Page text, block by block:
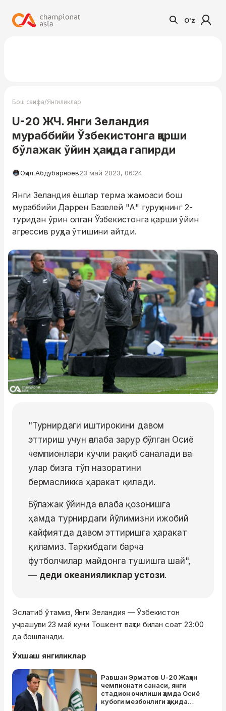
O'z
Бош саҳифа/Янгиликлар
U-20 ЖЧ. Янги Зеландия
мураббийи Ўзбекистонга қарши
бўлажак ўйин ҳақида гапирди
Оқил Абдубарноев23 май 2023, 06:24
Янги Зеландия ёшлар терма жамоаси бош
мураббийи Даррен Базелей "А" гуруҳининг 2-
туридан ўрин олган Ўзбекистонга қарши ўйин
агрессив руҳда ўтишини айтди.
"Турнирдаги иштирокини давом
эттириш учун ғалаба зарур бўлган Осиё
чемпионлари кучли рақиб саналади ва
улар бизга тўп назоратини
бермасликка ҳаракат қилади.
Бўлажак ўйинда ғалаба қозонишга
ҳамда турнирдаги йўлимизни ижобий
кайфиятда давом эттиришга ҳаракат
қиламиз. Таркибдаги барча
футболчилар майдонга тушишга шай",
— деди океанияликлар устози.
Эслатиб ўтамиз, Янги Зеландия — Ўзбекистон
учрашуви 23 май куни Тошкент вақти билан соат 23:00
да бошланади.
Ўхшаш янгиликлар
Равшан Эрматов U-20 Жаҳон
чемпионати санаси, янги
стадион очилиши ҳамда Осиё
кубоги мезбонлиги ҳақида